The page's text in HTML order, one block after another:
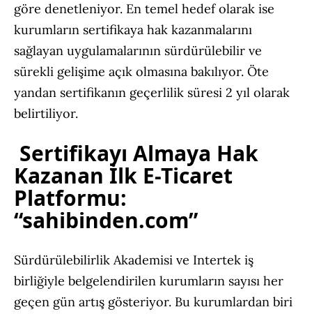
göre denetleniyor. En temel hedef olarak ise
kurumların sertifikaya hak kazanmalarını
sağlayan uygulamalarının sürdürülebilir ve
sürekli gelişime açık olmasına bakılıyor. Öte
yandan sertifikanın geçerlilik süresi 2 yıl olarak
belirtiliyor.
Sertifikayı Almaya Hak
Kazanan İlk E-Ticaret
Platformu:
“sahibinden.com”
Sürdürülebilirlik Akademisi ve Intertek iş
birliğiyle belgelendirilen kurumların sayısı her
geçen gün artış gösteriyor. Bu kurumlardan biri